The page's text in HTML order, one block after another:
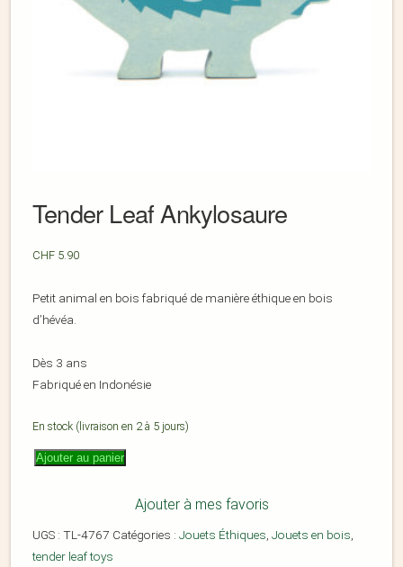
Tender Leaf Ankylosaure
CHF 5.90
Petit animal en bois fabriqué de manière éthique en bois
d’hévéa.
Dès 3 ans
Fabriqué en Indonésie
En stock (livraison en 2 à 5 jours)
Ajouter au panier
Ajouter à mes favoris
UGS : TL-4767 Catégories : Jouets Éthiques, Jouets en bois,
tender leaf toys